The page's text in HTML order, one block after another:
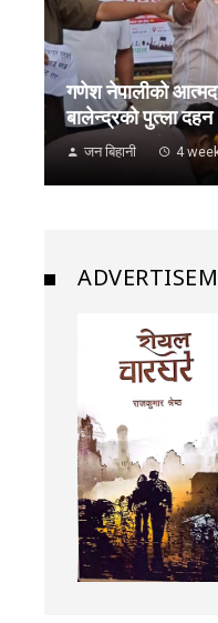
गणेश नेपालीको
बालेन्द्रको पुत्ला दहन
जन बिहानी 4